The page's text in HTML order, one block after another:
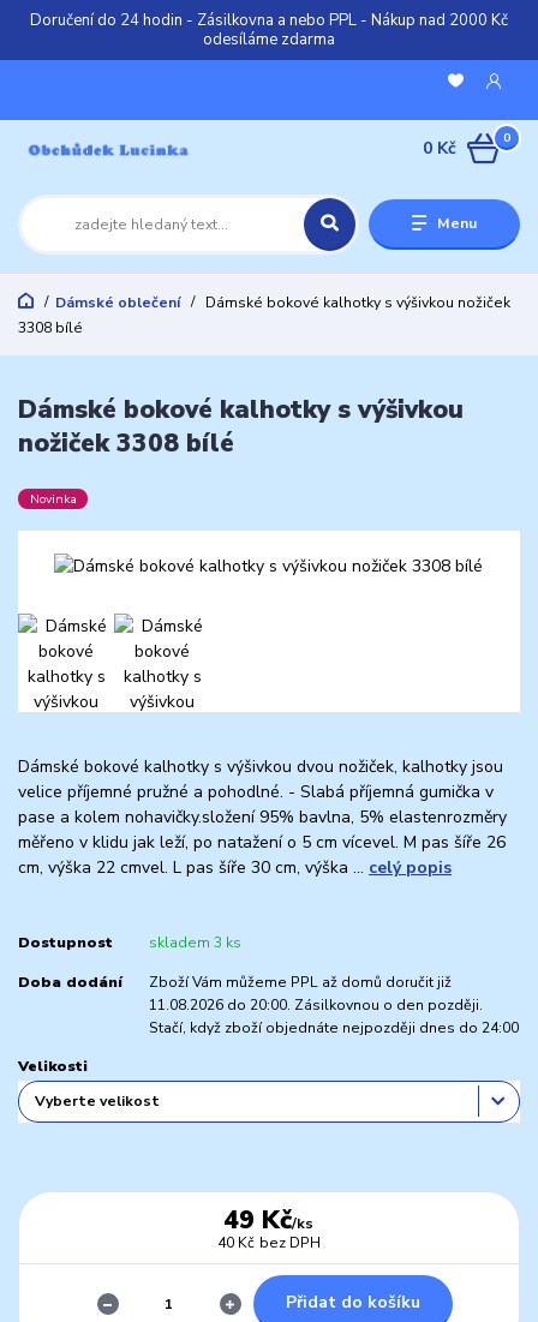
Doručení do 24 hodin - Zásilkovna a nebo PPL - Nákup nad 2000 Kč
odesíláme zdarma
Menu
0
0 Kč
Dámské oblečení
Dámské bokové kalhotky s výšivkou nožiček
3308 bílé
Dámské bokové kalhotky s výšivkou
nožiček 3308 bílé
Novinka
Dámské bokové kalhotky s výšivkou dvou nožiček, kalhotky jsou
velice příjemné pružné a pohodlné. - Slabá příjemná gumička v
pase a kolem nohavičky.složení 95% bavlna, 5% elastenrozměry
měřeno v klidu jak leží, po natažení o 5 cm vícevel. M pas šíře 26
cm, výška 22 cmvel. L pas šíře 30 cm, výška ... celý popis
Dostupnost skladem 3 ks
Doba dodání
Zboží Vám můžeme PPL až domů doručit již
11.08.2026 do 20:00. Zásilkovnou o den později.
Stačí, když zboží objednáte nejpozději dnes do 24:00
Velikosti
49 Kč/ks
40 Kč bez DPH
Přidat do košíku